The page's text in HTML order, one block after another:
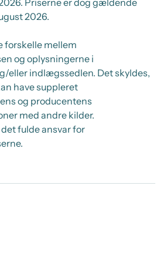
. Priserne er dog gældende
2026.
forskelle mellem
og oplysningerne i
eller indlægssedlen. Det skyldes,
have suppleret
og producentens
med andre kilder.
fulde ansvar for